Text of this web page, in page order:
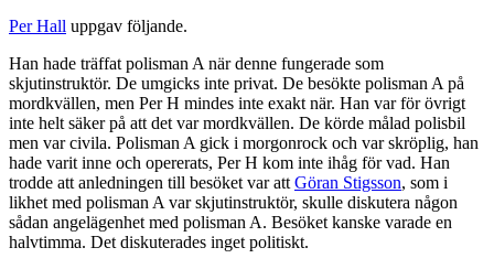
Per Hall uppgav följande.
Han hade träffat polisman A när denne fungerade som
skjutinstruktör. De umgicks inte privat. De besökte polisman A på
mordkvällen, men Per H mindes inte exakt när. Han var för övrigt
inte helt säker på att det var mordkvällen. De körde målad polisbil
men var civila. Polisman A gick i morgonrock och var skröplig, han
hade varit inne och opererats, Per H kom inte ihåg för vad. Han
trodde att anledningen till besöket var att Göran Stigsson, som i
likhet med polisman A var skjutinstruktör, skulle diskutera någon
sådan angelägenhet med polisman A. Besöket kanske varade en
halvtimma. Det diskuterades inget politiskt.